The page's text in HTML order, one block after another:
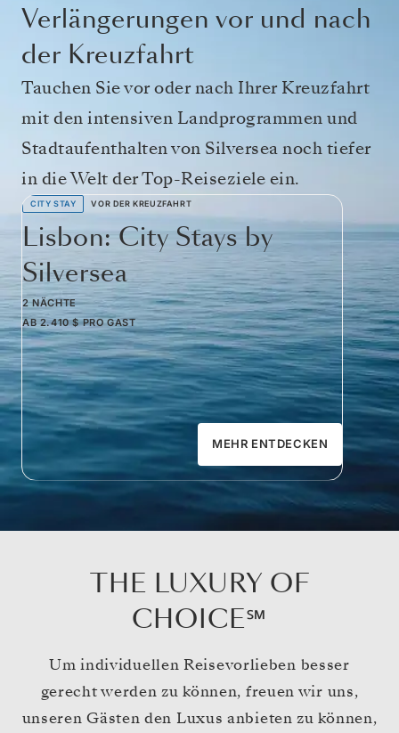
Verlängerungen vor und nach
der Kreuzfahrt
Tauchen Sie vor oder nach Ihrer Kreuzfahrt
mit den intensiven Landprogrammen und
Stadtaufenthalten von Silversea noch tiefer
in die Welt der Top-Reiseziele ein.
CITY STAY VOR DER KREUZFAHRT
Lisbon: City Stays by
Silversea
2 NÄCHTE
AB 2.410 $ PRO GAST
MEHR ENTDECKEN
THE LUXURY OF
CHOICE℠
Um individuellen Reisevorlieben besser
gerecht werden zu können, freuen wir uns,
unseren Gästen den Luxus anbieten zu können,